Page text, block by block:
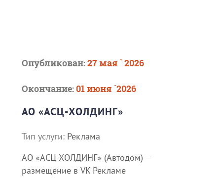
Опубликован:27 мая ` 2026
Окончание:01 июня `2026
АО «АСЦ-ХОЛДИНГ»
Тип услуги: Реклама
АО «АСЦ-ХОЛДИНГ» (Автодом) —
размещение в VK Рекламе